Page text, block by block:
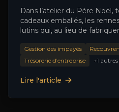
Dans l’atelier du Père Noël,
cadeaux emballés, les
lutins qui, au lieu de
Gestion des impayés
Trésorerie d’entreprise
+1 autres
Lire l'article